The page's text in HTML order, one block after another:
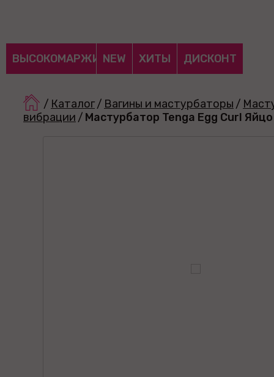
ВЫСОКОМАРЖИНАЛЬНЫЕ
NEW ХИТЫ ДИСКОНТ
/ Каталог/ Вагины и мастурбаторы /
вибрации / Мастурбатор Tenga Egg Curl